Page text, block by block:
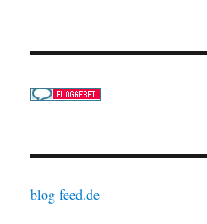
blog-feed.de